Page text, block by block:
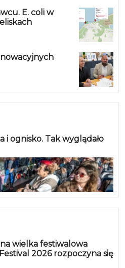
E. coli w
i ognisko. Tak wyglądało
wielka festiwalowa
2026 rozpoczyna się